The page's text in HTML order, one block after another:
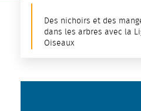
Des nichoirs et des
dans les arbres avec la
Oiseaux